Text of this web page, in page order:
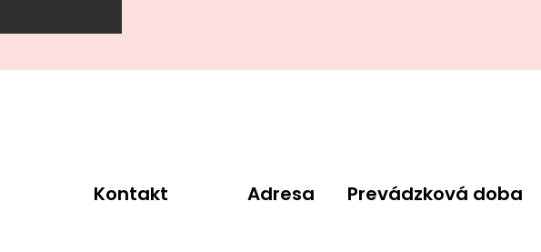
Kontakt Adresa Prevádzková doba